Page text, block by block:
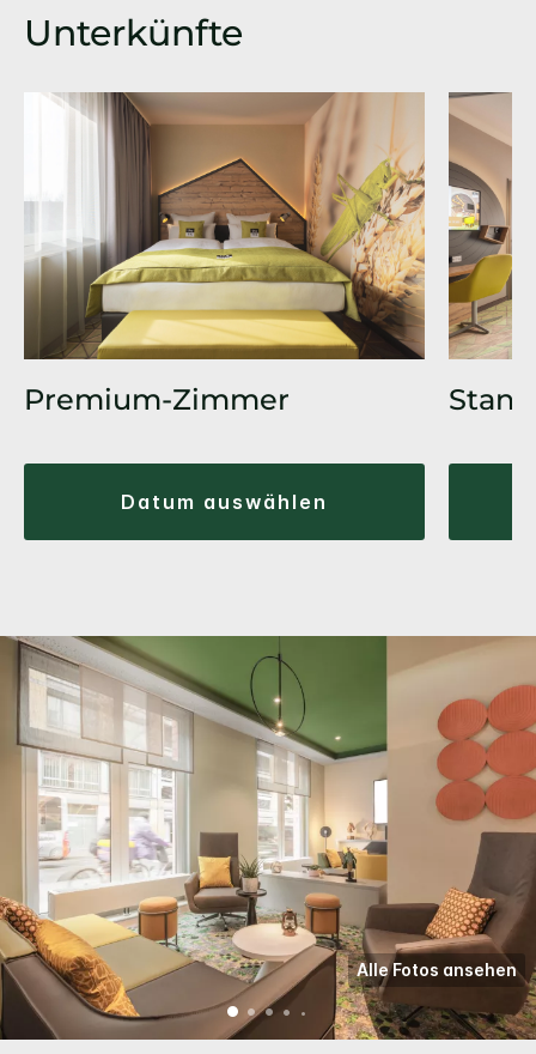
Unterkünfte
Premium-Zimmer
datum auswählen
Alle Fotos ansehen